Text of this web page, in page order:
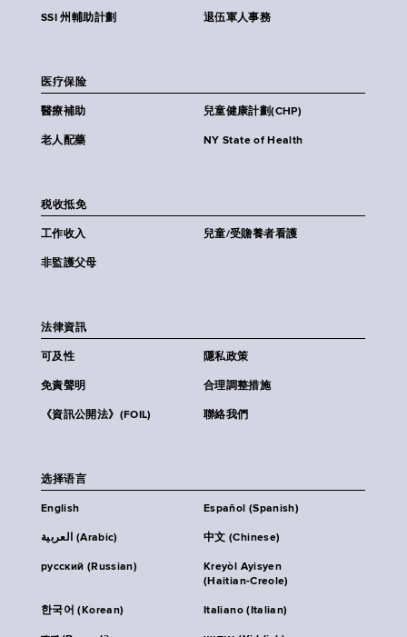
SSI 州輔助計劃 退伍軍人事務
医疗保险
醫療補助 兒童健康計劃(CHP)
老人配藥 NY State of Health
税收抵免
工作收入 兒童/受贍養者看護
非監護父母
法律資訊
可及性 隱私政策
免責聲明 合理調整措施
《資訊公開法》(FOIL) 聯絡我們
选择语言
English Español (Spanish)
العربية (Arabic) 中文 (Chinese)
русский (Russian)
Kreyòl Ayisyen
(Haitian-Creole)
한국어 (Korean) Italiano (Italian)